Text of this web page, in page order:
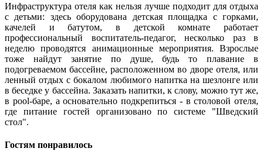
Инфраструктура отеля как нельзя лучше подходит для отдыха
с детьми: здесь оборудована детская площадка с горками,
качелей и батутом, в детской комнате работает
профессиональный воспитатель-педагог, несколько раз в
неделю проводятся анимационные мероприятия. Взрослые
тоже найдут занятие по душе, будь то плавание в
подогреваемом бассейне, расположенном во дворе отеля, или
ленный отдых с бокалом любимого напитка на шезлонге или
в беседке у бассейна. Заказать напитки, к слову, можно тут же,
в pool-баре, а основательно подкрепиться - в столовой отеля,
где питание гостей организовано по системе "Шведский
стол".
Гостям понравилось